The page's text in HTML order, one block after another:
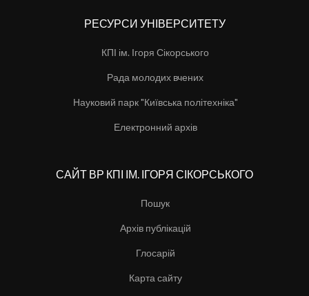
РЕСУРСИ УНІВЕРСИТЕТУ
КПІ ім. Ігоря Сікорського
Рада молодих вчених
Науковий парк "Київська політехніка"
Електронний архів
САЙТ ВР КПІ ІМ. ІГОРЯ СІКОРСЬКОГО
Пошук
Архів публікацій
Глосарій
Карта сайту